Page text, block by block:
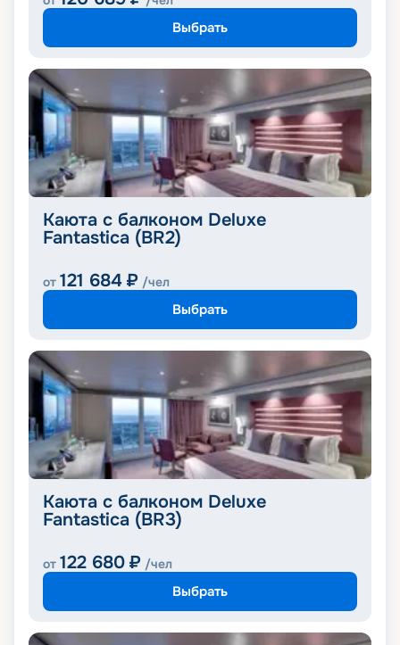
Выбрать
Каюта с балконом Deluxe
Fantastica (BR2)
от 121 684 ₽ /чел
Выбрать
Каюта с балконом Deluxe
Fantastica (BR3)
от 122 680 ₽ /чел
Выбрать